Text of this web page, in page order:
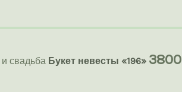
свадьба Букет невесты «196» 3800